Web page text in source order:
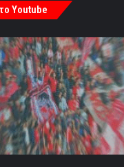
Youtube